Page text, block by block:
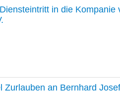
in die
Zurlauben an Bernhard